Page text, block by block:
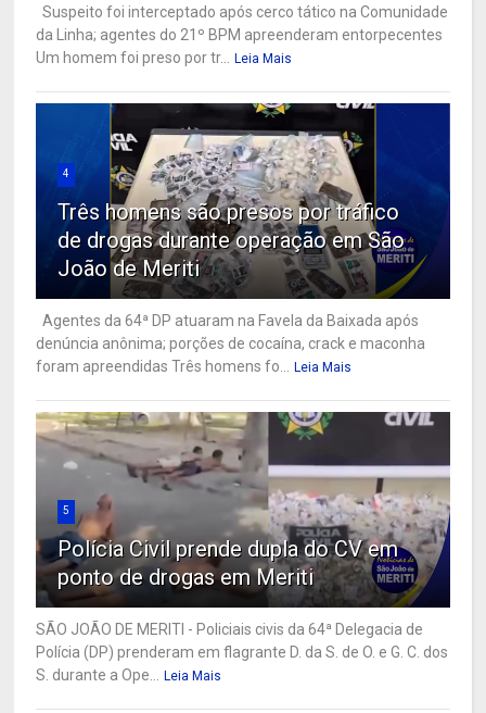
Suspeito foi interceptado após cerco tático na Comunidade
da Linha; agentes do 21º BPM apreenderam entorpecentes
Um homem foi preso por tr... Leia Mais
4
Três homens são presos por tráfico
de drogas durante operação em São
João de Meriti
Agentes da 64ª DP atuaram na Favela da Baixada após
denúncia anônima; porções de cocaína, crack e maconha
foram apreendidas Três homens fo... Leia Mais
5
Polícia Civil prende dupla do CV em
ponto de drogas em Meriti
SÃO JOÃO DE MERITI - Policiais civis da 64ª Delegacia de
Polícia (DP) prenderam em flagrante D. da S. de O. e G. C. dos
S. durante a Ope... Leia Mais